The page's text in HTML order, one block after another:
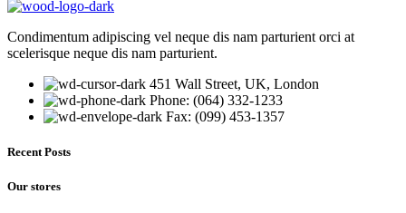
Condimentum adipiscing vel neque dis nam parturient orci at
scelerisque neque dis nam parturient.
451 Wall Street, UK, London
Phone: (064) 332-1233
Fax: (099) 453-1357
Recent Posts
Our stores